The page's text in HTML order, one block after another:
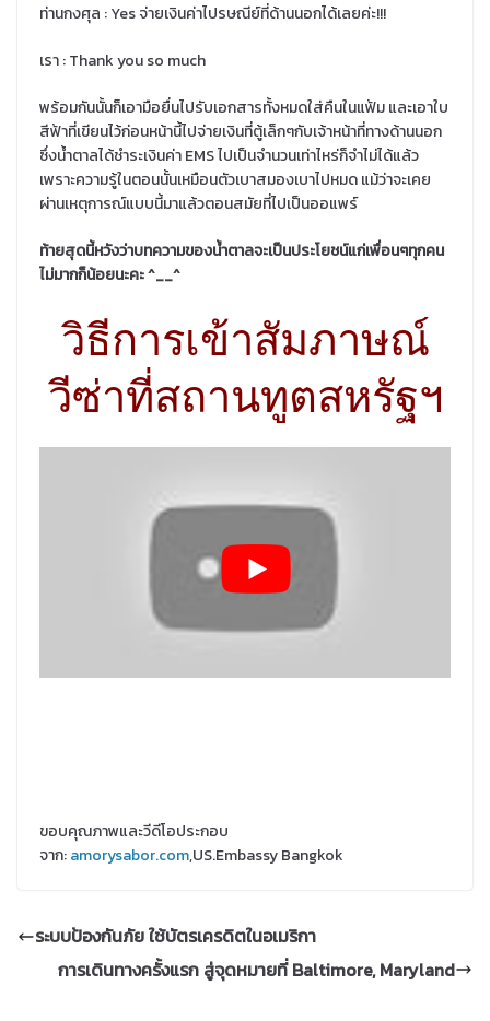
ท่านกงศุล : Yes จ่ายเงินค่าไปรษณีย์ที่ด้านนอกได้เลยค่ะ!!!
เรา : Thank you so much
พร้อมกันนั้นก็เอามือยื่นไปรับเอกสารทั้งหมดใส่คืนในแฟ้ม และเอาใบ
สีฟ้าที่เขียนไว้ก่อนหน้านี้ไปจ่ายเงินที่ตู้เล็กๆกับเจ้าหน้าที่ทางด้านนอก
ซึ่งน้ำตาลได้ชำระเงินค่า EMS ไปเป็นจำนวนเท่าไหร่ก็จำไม่ได้แล้ว
เพราะความรู้ในตอนนั้นเหมือนตัวเบาสมองเบาไปหมด แม้ว่าจะเคย
ผ่านเหตุการณ์แบบนี้มาแล้วตอนสมัยที่ไปเป็นออแพร์
ท้ายสุดนี้หวังว่าบทความของน้ำตาลจะเป็นประโยชน์แก่เพื่อนๆทุกคน
ไม่มากก็น้อยนะคะ ^__^
วิธีการเข้าสัมภาษณ์
วีซ่าที่สถานทูตสหรัฐฯ
ขอบคุณภาพและวีดีโอประกอบ
จาก:amorysabor.com,US.Embassy Bangkok
ระบบป้องกันภัย ใช้บัตรเครดิตในอเมริกา
การเดินทางครั้งแรก สู่จุดหมายที่ Baltimore, Maryland